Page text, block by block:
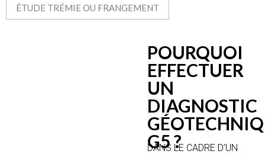
ÉTUDE TRÉMIE OU FRANGEMENT
POURQUOI
EFFECTUER
UN
DIAGNOSTIC
G5 ?
DANS LE CADRE D’UN